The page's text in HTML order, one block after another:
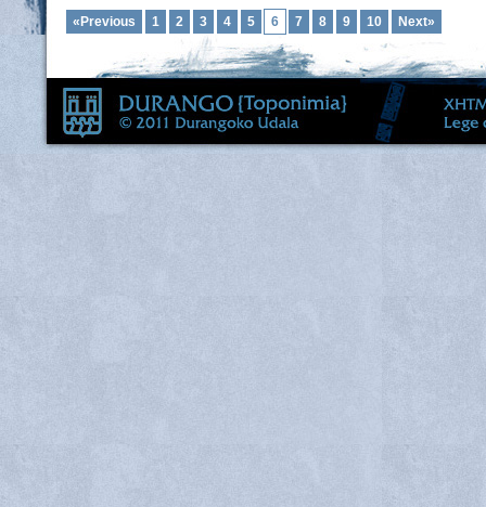
«Previous 1 2 3 4 5 6 7 8 9 10 Next»